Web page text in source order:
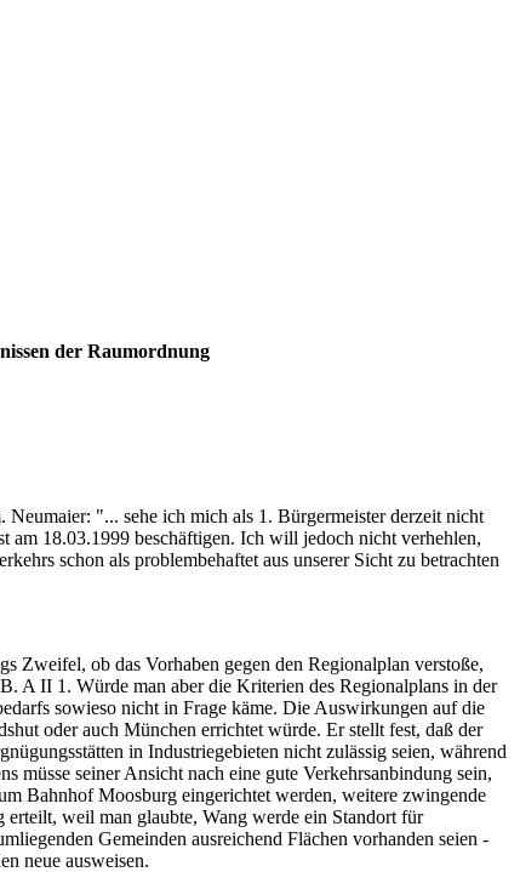
der Raumordnung
"... sehe ich mich als 1. Bürgermeister derzeit nicht
am 18.03.1999 beschäftigen. Ich will jedoch nicht verhehlen,
schon als problembehaftet aus unserer Sicht zu betrachten
Zweifel, ob das Vorhaben gegen den Regionalplan verstoße,
A II 1. Würde man aber die Kriterien des Regionalplans in der
sowieso nicht in Frage käme. Die Auswirkungen auf die
oder auch München errichtet würde. Er stellt fest, daß der
in Industriegebieten nicht zulässig seien, während
seiner Ansicht nach eine gute Verkehrsanbindung sein,
Bahnhof Moosburg eingerichtet werden, weitere zwingende
erteilt, weil man glaubte, Wang werde ein Standort für
Gemeinden ausreichend Flächen vorhanden seien -
neue ausweisen.